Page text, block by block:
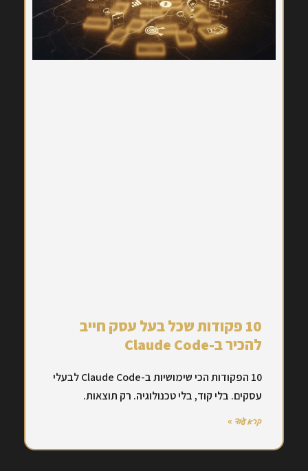
10 פקודות שכל בעל עסק חייב
להכיר ב-Claude Code
10 הפקודות הכי שימושיות ב-Claude Code לבעלי
עסקים. בלי קוד, בלי טכנולוגיה. רק תוצאות.
קרא עוד »